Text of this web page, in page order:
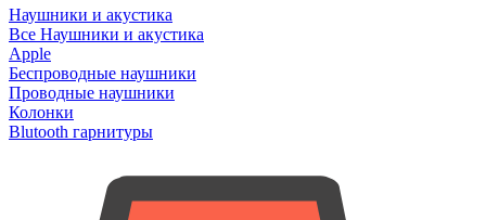
Наушники и акустика
Все Наушники и акустика
Apple
Беспроводные наушники
Проводные наушники
Колонки
Blutooth гарнитуры